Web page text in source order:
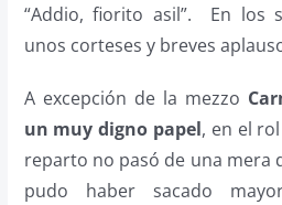
“Addio, fiorito asil”. En los
unos corteses y breves
A excepción de la mezzo
un muy digno papel, en el
reparto no pasó de una mera
pudo haber sacado